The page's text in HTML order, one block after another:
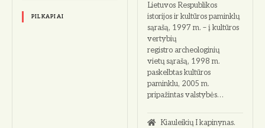
PILKAPIAI
Lietuvos Respublikos
istorijos ir kultūros paminklų
sąrašą, 1997 m. – į kultūros
vertybių
registro archeologinių
vietų sąrašą, 1998 m.
paskelbtas kultūros
paminklu, 2005 m.
pripažintas valstybės…
Kiauleikių I kapinynas.